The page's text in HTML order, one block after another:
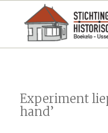
Experiment
hand’